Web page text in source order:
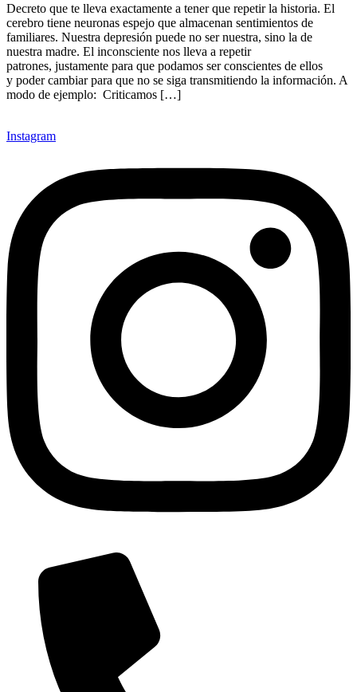
Decreto que te lleva exactamente a tener que repetir la historia. El
cerebro tiene neuronas espejo que almacenan sentimientos de
familiares. Nuestra depresión puede no ser nuestra, sino la de
nuestra madre. El inconsciente nos lleva a repetir
patrones, justamente para que podamos ser conscientes de ellos
y poder cambiar para que no se siga transmitiendo la información. A
modo de ejemplo: Criticamos […]
Instagram